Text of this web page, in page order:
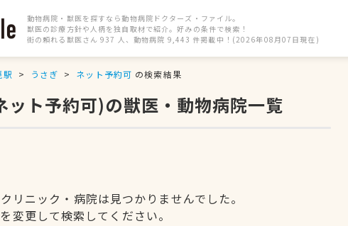
動物病院・獣医を探すなら動物病院ドクターズ・ファイル。
獣医の診療方針や人柄を独自取材で紹介。好みの条件で検索！
街の頼れる獣医さん 937 人、動物病院 9,443 件掲載中！(2026年08月07日現在)
駅 うさぎ ネット予約可 の検索結果
ト予約可)の獣医・動物病院一覧
リニック・病院は見つかりませんでした。
変更して検索してください。